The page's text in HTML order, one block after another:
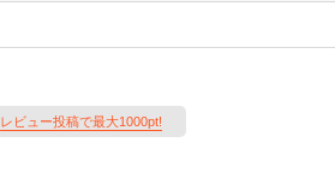
レビュー投稿で最大1000pt!